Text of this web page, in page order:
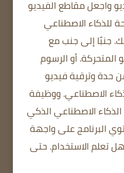
واجعل مقاطع الفيديو
3 نماذج متاحة للذكاء الاصطناعي
جنبًا إلى جنب مع
أو الرسوم
حدة وترقية فيديو
الاصطناعي. ووظيفة
الاصطناعي الذكي
البرنامج على واجهة
تعلم الاستخدام. حتى